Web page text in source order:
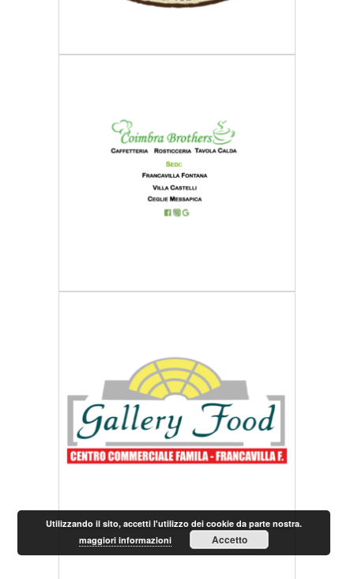
Utilizzando il sito, accetti l'utilizzo dei cookie da parte nostra.
maggiori informazioni
Accetto